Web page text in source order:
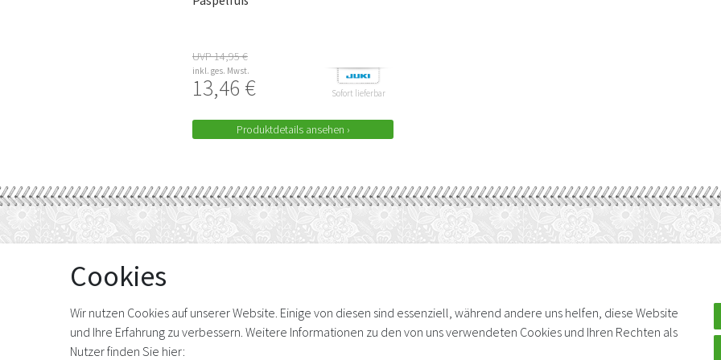
UVP 14,95 €
inkl. ges. Mwst.
13,46 € Sofort lieferbar
Produktdetails ansehen ›
Newsletter Vorlage
Vertrag widerrufen
AGB
Cookies
Wir nutzen Cookies auf unserer Website. Einige von diesen sind essenziell, während andere uns helfen, diese Website
und Ihre Erfahrung zu verbessern. Weitere Informationen zu den von uns verwendeten Cookies und Ihren Rechten als
Nutzer finden Sie hier: